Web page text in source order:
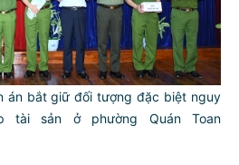
án bắt giữ đối tượng đặc biệt nguy
tài sản ở phường Quán Toan